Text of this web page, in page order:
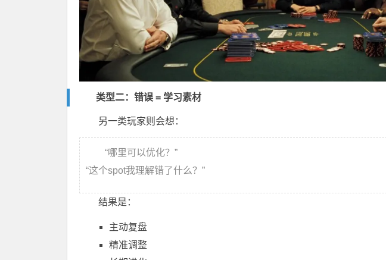
类型二：错误 = 学习素材
另一类玩家则会想：
“哪里可以优化？”
“这个spot我理解错了什么？”
结果是：
主动复盘
精准调整